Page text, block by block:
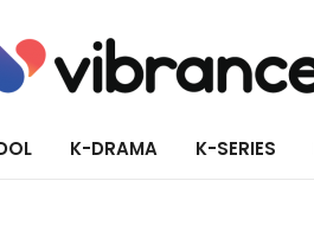
K-DRAMA K-SERIES